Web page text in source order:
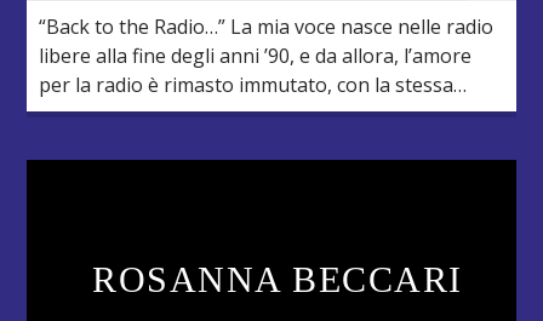
“Back to the Radio…” La mia voce nasce nelle radio
libere alla fine degli anni ’90, e da allora, l’amore
per la radio è rimasto immutato, con la stessa
intensità di sempre. Appassionato di musica, ho
ROSANNA BECCARI